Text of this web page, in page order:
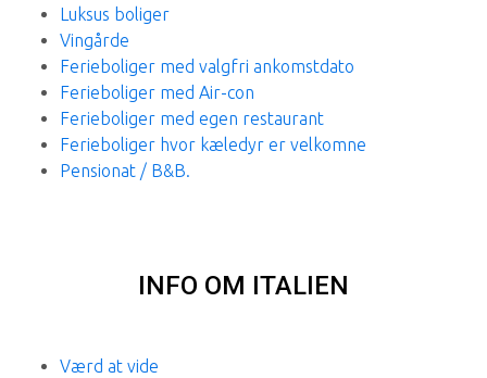
Luksus boliger
Vingårde
Ferieboliger med valgfri ankomstdato
Ferieboliger med Air-con
Ferieboliger med egen restaurant
Ferieboliger hvor kæledyr er velkomne
Pensionat / B&B.
INFO OM ITALIEN
Værd at vide